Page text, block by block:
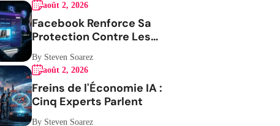
août 2, 2026
Facebook Renforce Sa
Protection Contre Les
Impersonateurs
By Steven Soarez
août 2, 2026
Freins de l'Économie IA :
Cinq Experts Parlent
By Steven Soarez